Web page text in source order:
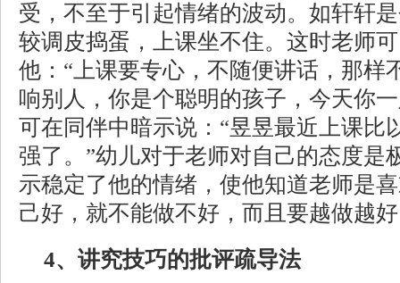
受，不至于引起情绪的波动。如轩轩
较调皮捣蛋，上课坐不住。这时老师
他：“上课要专心，不随便讲话，那样
响别人，你是个聪明的孩子，今天你
可在同伴中暗示说：“昱昱最近上课比
强了。”幼儿对于老师对自己的态度是
示稳定了他的情绪，使他知道老师是
己好，就不能做不好，而且要越做越
4、讲究技巧的批评疏导法